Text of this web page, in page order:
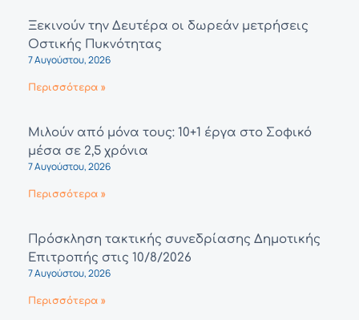
Ξεκινούν την Δευτέρα οι δωρεάν μετρήσεις
Οστικής Πυκνότητας
7 Αυγούστου, 2026
Περισσότερα »
Μιλούν από μόνα τους: 10+1 έργα στο Σοφικό
μέσα σε 2,5 χρόνια
7 Αυγούστου, 2026
Περισσότερα »
Πρόσκληση τακτικής συνεδρίασης Δημοτικής
Επιτροπής στις 10/8/2026
7 Αυγούστου, 2026
Περισσότερα »